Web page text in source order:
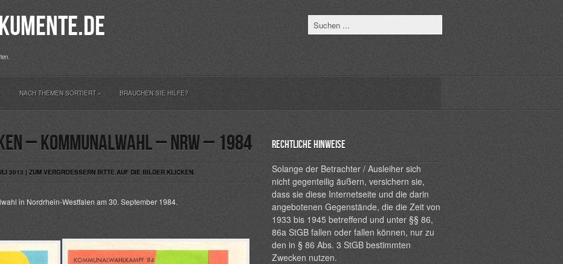
NACH THEMEN SORTIERT» BRAUCHEN SIE HILFE?
– Kommunalwahl – NRW – 1984
2013 | ZUM VERGROESSERN BITTE AUF DIE BILDER KLICKEN.
in Nordrhein-Westfalen am 30. September 1984.
Rechtliche Hinweise
Solange der Betrachter / Ausleiher sich
nicht gegenteilig äußern, versichern sie,
dass sie diese Internetseite und die darin
angebotenen Gegenstände, die die Zeit von
1933 bis 1945 betreffend und unter §§ 86,
86a StGB fallen oder fallen können, nur zu
den in § 86 Abs. 3 StGB bestimmten
Zwecken nutzen.